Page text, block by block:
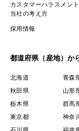
カスタマーハラスメン
当社の考え方
採用情報
都道府県（産地）か
北海道 青森
秋田県
山形
栃木県
群馬
東京都
神奈